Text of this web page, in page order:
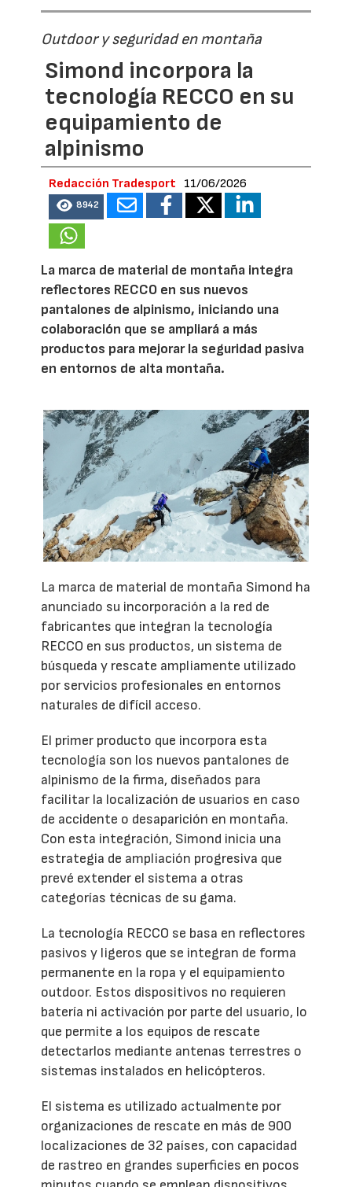
Outdoor y seguridad en montaña
Simond incorpora la
tecnología RECCO en su
equipamiento de
alpinismo
Redacción Tradesport 11/06/2026
8942
La marca de material de montaña integra
reflectores RECCO en sus nuevos
pantalones de alpinismo, iniciando una
colaboración que se ampliará a más
productos para mejorar la seguridad pasiva
en entornos de alta montaña.
La marca de material de montaña Simond ha
anunciado su incorporación a la red de
fabricantes que integran la tecnología
RECCO en sus productos, un sistema de
búsqueda y rescate ampliamente utilizado
por servicios profesionales en entornos
naturales de difícil acceso.
El primer producto que incorpora esta
tecnología son los nuevos pantalones de
alpinismo de la firma, diseñados para
facilitar la localización de usuarios en caso
de accidente o desaparición en montaña.
Con esta integración, Simond inicia una
estrategia de ampliación progresiva que
prevé extender el sistema a otras
categorías técnicas de su gama.
La tecnología RECCO se basa en reflectores
pasivos y ligeros que se integran de forma
permanente en la ropa y el equipamiento
outdoor. Estos dispositivos no requieren
batería ni activación por parte del usuario, lo
que permite a los equipos de rescate
detectarlos mediante antenas terrestres o
sistemas instalados en helicópteros.
El sistema es utilizado actualmente por
organizaciones de rescate en más de 900
localizaciones de 32 países, con capacidad
de rastreo en grandes superficies en pocos